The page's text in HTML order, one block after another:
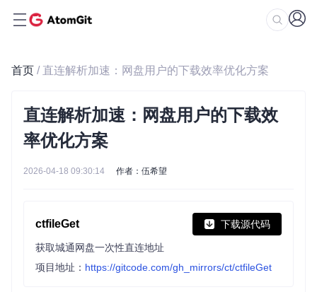
首页 / 直连解析加速：网盘用户的下载效率优化方案
直连解析加速：网盘用户的下载效
率优化方案
2026-04-18 09:30:14 作者：伍希望
ctfileGet 下载源代码
获取城通网盘一次性直连地址
项目地址： https://gitcode.com/gh_mirrors/ct/ctfileGet